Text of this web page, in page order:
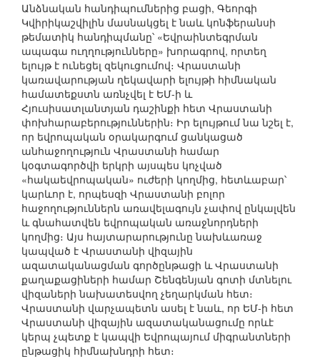
Անձնական հանդիպումներից բացի, Գեորգի
Կվիրիկաշվիլին մասնակցել է նաև կոնֆերանսի
թեմատիկ հանդիպմանը՝ «Եվրաինտեգրման
ապագա ուղղությունները» խորագրով, որտեղ
ելույթ է ունեցել զեկուցումով։ Վրաստանի
կառավարության ղեկավարի ելույթի հիմնական
համատեքստն առնչվել է ԵՄ-ի և
Հյուսիսատլանտյան դաշինքի հետ Վրաստանի
փոխհարաբերություններին։ Իր ելույթում նա նշել է,
որ եվրոպական օրակարգում ցանկացած
անհաջողություն Վրաստանի համար
կօգտագործվի երկրի այսպես կոչված
«հակաեվրոպական» ուժերի կողմից, հետևաբար՝
կարևոր է, որպեսզի Վրաստանի բոլոր
հաջողություններն առավելագույն չափով ընկալվեն
և գնահատվեն եվրոպական առաջնորդների
կողմից։ Այս հայտարարությունը նախևառաջ
կապված է Վրաստանի վիզային
ազատականացման գործընթացի և Վրաստանի
քաղաքացիների համար Շենգենյան գոտի մտնելու
վիզաների նախատեսվող չեղարկման հետ։
Վրաստանի վարչապետն ասել է նաև, որ ԵՄ-ի հետ
Վրաստանի վիզային ազատականացումը որևէ
կերպ չպետք է կապվի Եվրոպայում միգրանտների
ընթացիկ հիմնախնդրի հետ։